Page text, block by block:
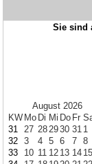
Sie sind
August 2026
KW Mo Di Mi Do Fr
31
27 282930 31 1
32
3 4 5 6 7 8
33
10 11 12 13 14 15